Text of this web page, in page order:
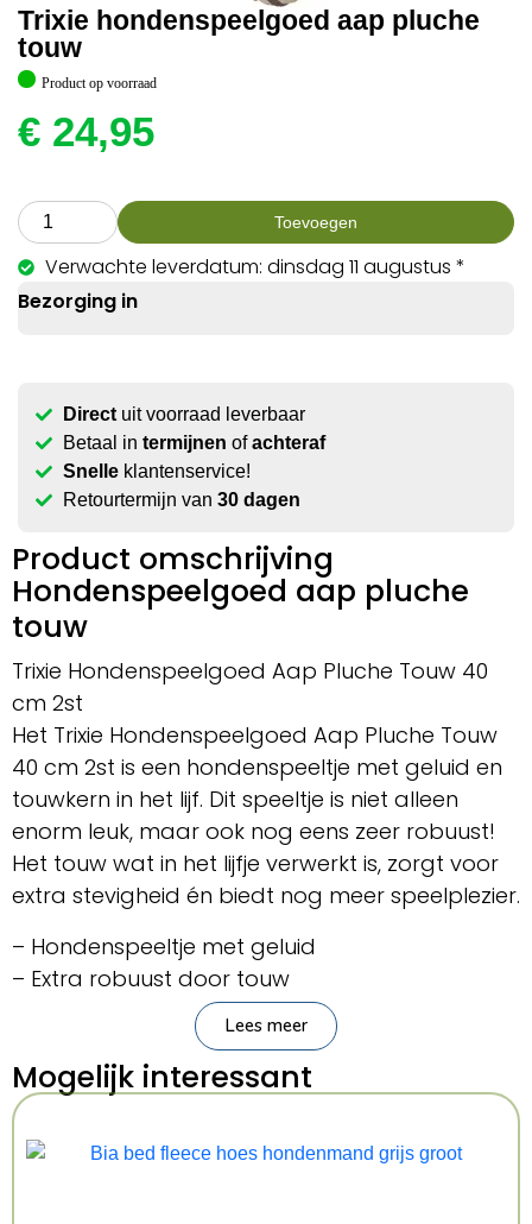
Trixie hondenspeelgoed aap pluche
touw
Product op voorraad
€ 24,95
Toevoegen
Verwachte leverdatum: dinsdag 11 augustus *
Bezorging in
Directuit voorraad leverbaar
Betaal in termijnen ofachteraf
Snelleklantenservice!
Retourtermijn van 30 dagen
Product omschrijving
Hondenspeelgoed aap pluche
touw
Trixie Hondenspeelgoed Aap Pluche Touw 40
cm 2st
Het Trixie Hondenspeelgoed Aap Pluche Touw
40 cm 2st is een hondenspeeltje met geluid en
touwkern in het lijf. Dit speeltje is niet alleen
enorm leuk, maar ook nog eens zeer robuust!
Het touw wat in het lijfje verwerkt is, zorgt voor
extra stevigheid én biedt nog meer speelplezier.
– Hondenspeeltje met geluid
– Extra robuust door touw
Afmeting: 40 cm
Inhoud: 2 stuks
Kenmerken: 40 cm 2 Stuks
Kleur: Meerkleurig
Lees meer
Mogelijk interessant